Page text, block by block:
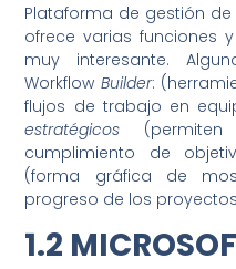
Plataforma de gestión
ofrece varias funciones
muy interesante.
Workflow Builder:
flujos de trabajo en
estratégicos (permiten
cumplimiento de
(forma gráfica de
progreso de los
1.2